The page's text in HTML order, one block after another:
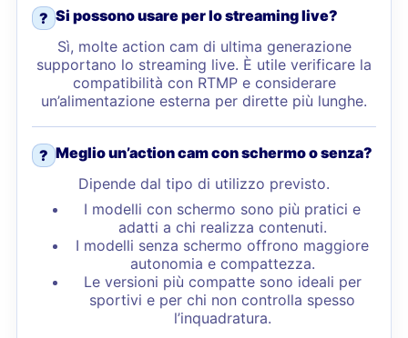
? Si possono usare per lo streaming live?
Sì, molte action cam di ultima generazione
supportano lo streaming live. È utile verificare la
compatibilità con RTMP e considerare
un’alimentazione esterna per dirette più lunghe.
? Meglio un’action cam con schermo o senza?
Dipende dal tipo di utilizzo previsto.
I modelli con schermo sono più pratici e
adatti a chi realizza contenuti.
I modelli senza schermo offrono maggiore
autonomia e compattezza.
Le versioni più compatte sono ideali per
sportivi e per chi non controlla spesso
l’inquadratura.